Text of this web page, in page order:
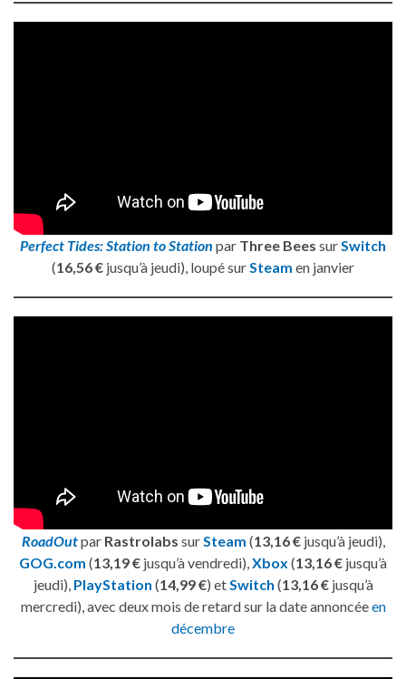
Perfect Tides: Station to Station par Three Bees surSwitch
(16,56 € jusqu’à jeudi), loupé surSteam en janvier
RoadOutpar Rastrolabs sur Steam (13,16 €jusqu’à jeudi),
GOG.com (13,19 € jusqu’à vendredi), Xbox (13,16 € jusqu’à
jeudi), PlayStation (14,99 €) et Switch (13,16 €jusqu’à
mercredi), avec deux mois de retard sur la date annoncéeen
décembre